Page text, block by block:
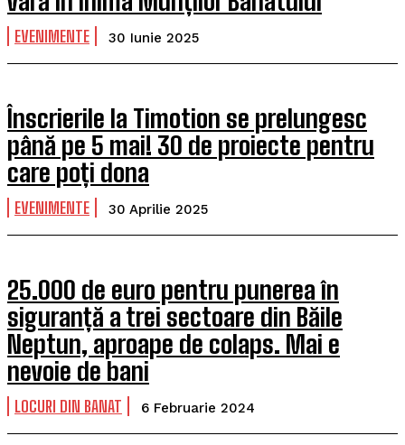
EVENIMENTE 30 Iunie 2025
Înscrierile la Timotion se prelungesc
până pe 5 mai! 30 de proiecte pentru
care poți dona
EVENIMENTE 30 Aprilie 2025
25.000 de euro pentru punerea în
siguranță a trei sectoare din Băile
Neptun, aproape de colaps. Mai e
nevoie de bani
LOCURI DIN BANAT 6 Februarie 2024